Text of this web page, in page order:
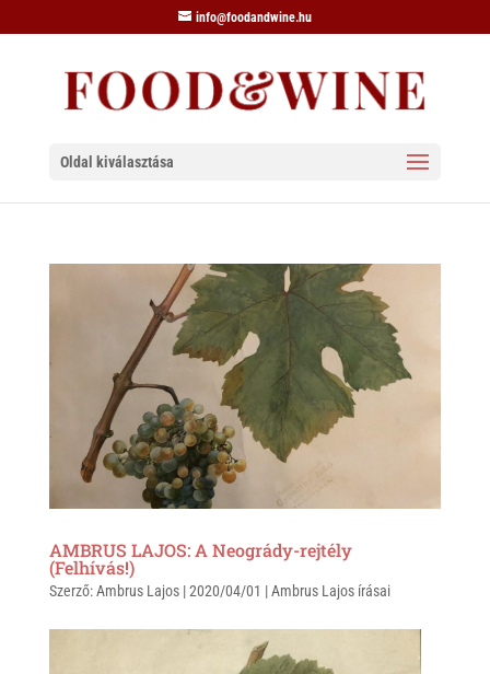
info@foodandwine.hu
Oldal kiválasztása
AMBRUS LAJOS: A Neogrády-rejtély
(Felhívás!)
Szerző:Ambrus Lajos|2020/04/01 |Ambrus Lajos írásai